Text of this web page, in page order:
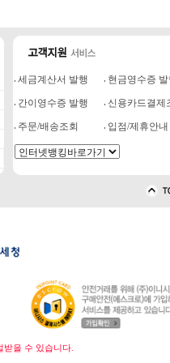
세금계산서 발행 현금영수증 발
간이영수증 발행 신용카드결제
주문/배송조회 입점/제휴안내
을 수 있습니다.